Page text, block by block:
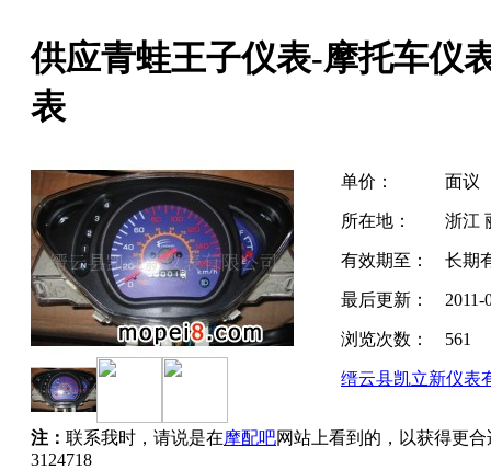
供应青蛙王子仪表-摩托车仪
表
单价： 面议
所在地： 浙江
有效期至： 长期
最后更新： 2011-
浏览次数： 561
缙云县凯立新仪表
注： 联系我时，请说是在摩配吧网站上看到的，以获得更
3124718